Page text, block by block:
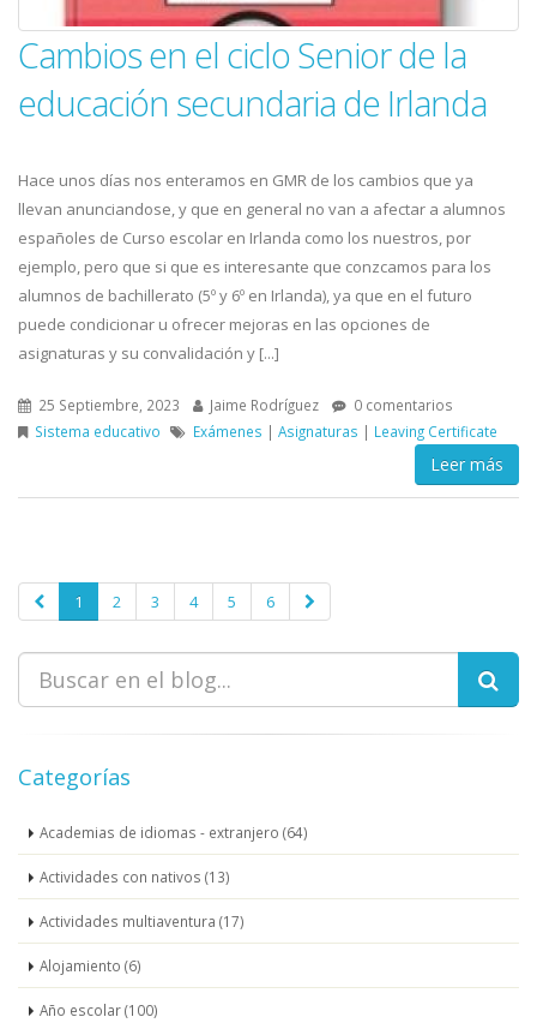
Cambios en el ciclo Senior de la
educación secundaria de Irlanda
Hace unos días nos enteramos en GMR de los cambios que ya
llevan anunciandose, y que en general no van a afectar a alumnos
españoles de Curso escolar en Irlanda como los nuestros, por
ejemplo, pero que si que es interesante que conzcamos para los
alumnos de bachillerato (5º y 6º en Irlanda), ya que en el futuro
puede condicionar u ofrecer mejoras en las opciones de
asignaturas y su convalidación y [...]
25 Septiembre, 2023 Jaime Rodríguez
0 comentarios
Sistema educativo
Exámenes | Asignaturas | Leaving Certificate
Leer más
1 2 3 4 5 6
Categorías
Academias de idiomas - extranjero (64)
Actividades con nativos (13)
Actividades multiaventura (17)
Alojamiento (6)
Año escolar (100)